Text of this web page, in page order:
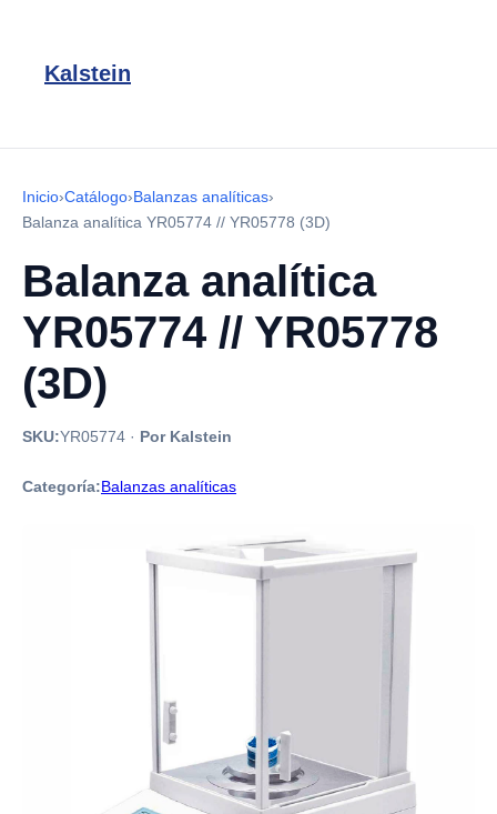
Kalstein
Inicio›Catálogo›Balanzas analíticas›
Balanza analítica YR05774 // YR05778 (3D)
Balanza analítica
YR05774 // YR05778
(3D)
SKU:YR05774 · Por Kalstein
Categoría:Balanzas analíticas